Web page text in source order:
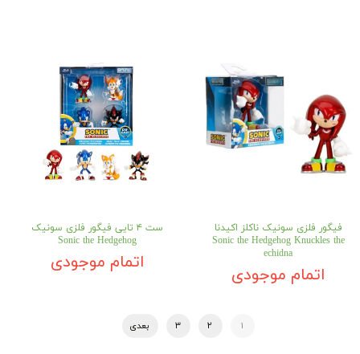
فیگور فلزی سونیک ناکلز اکیدنا
Sonic the Hedgehog Knuckles the
echidna
اتمام موجودی
ست ۴ تایی فیگور فلزی سونیک
Sonic the Hedgehog
اتمام موجودی
۱ ۲ ۳ بعدی